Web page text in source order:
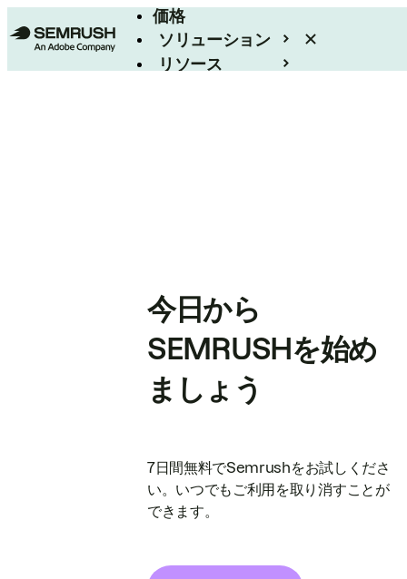
価格
ソリューション
リソース
今日から
SEMRUSHを始め
ましょう
7日間無料でSemrushをお試しくださ
い。いつでもご利用を取り消すことが
できます。